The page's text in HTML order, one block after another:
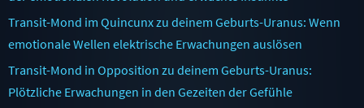
Transit-Mond im Quincunx zu deinem Geburts-Uranus: Wenn
emotionale Wellen elektrische Erwachungen auslösen
Transit-Mond in Opposition zu deinem Geburts-Uranus:
Plötzliche Erwachungen in den Gezeiten der Gefühle